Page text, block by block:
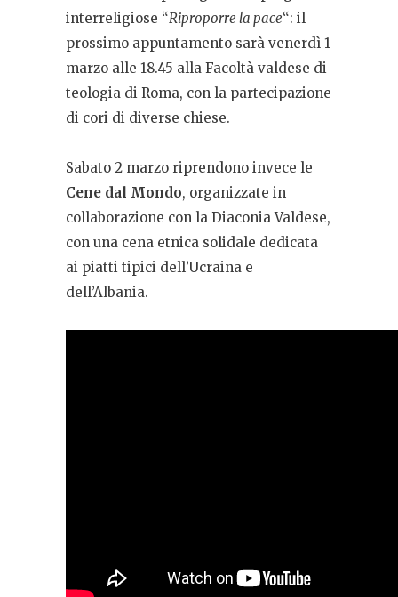
interreligiose “Riproporre la pace“: il
prossimo appuntamento sarà venerdì 1
marzo alle 18.45 alla Facoltà valdese di
teologia di Roma, con la partecipazione
di cori di diverse chiese.
Sabato 2 marzo riprendono invece le
Cene dal Mondo, organizzate in
collaborazione con la Diaconia Valdese,
con una cena etnica solidale dedicata
ai piatti tipici dell’Ucraina e
dell’Albania.